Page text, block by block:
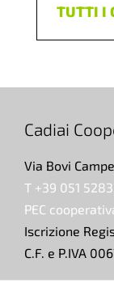
TUTTI I
Cadiai
Via Bovi
T +39 051
PEC
Iscrizione
C.F. e P.IVA